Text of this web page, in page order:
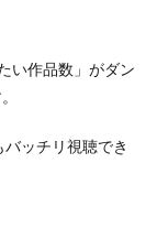
い作品数」がダン
ッチリ視聴でき